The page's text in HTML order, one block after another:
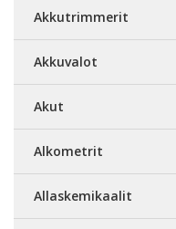
Akkutrimmerit
Akkuvalot
Akut
Alkometrit
Allaskemikaalit